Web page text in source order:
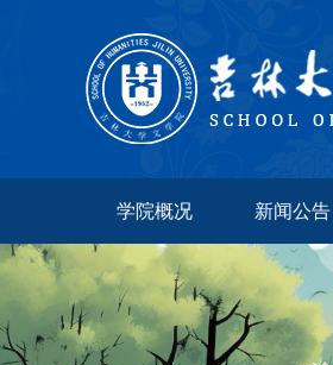
学院概况 新闻公告